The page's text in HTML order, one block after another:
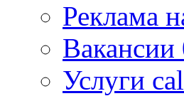
Реклама
Вакансии
Услуги